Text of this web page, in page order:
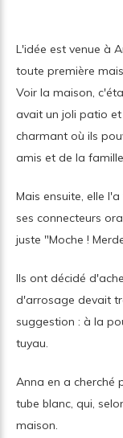
L'idée est venue à
toute première
Voir la maison,
avait un joli patio
charmant où ils
amis et de la
Mais ensuite, elle
ses connecteurs
juste "Moche !
Ils ont décidé
d'arrosage devait
suggestion : à la
tuyau.
Anna en a cherché
tube blanc, qui,
maison.